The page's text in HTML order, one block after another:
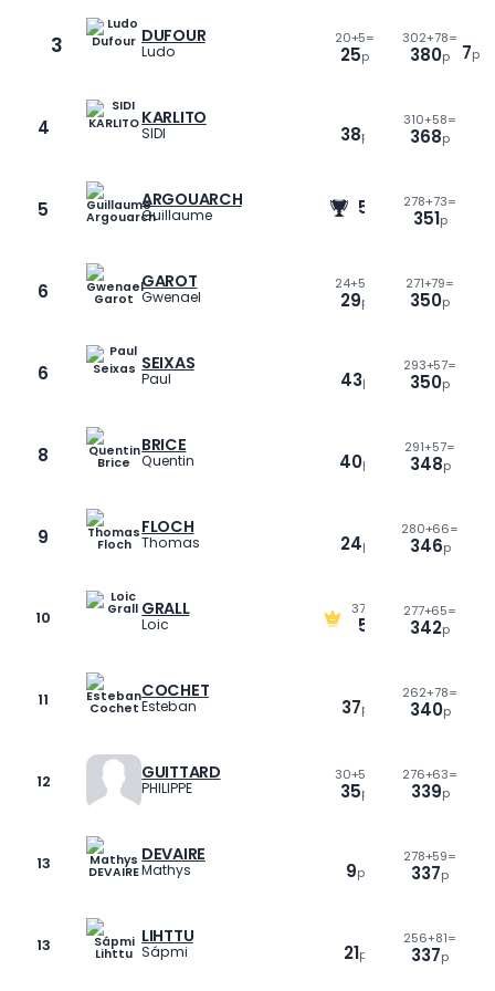
3 DUFOUR
Ludo
20+5=
25p 7p
302+78=
380p
4 KARLITO
SIDI 38p
310+58=
368p
5 ARGOUARCH
Guillaume 50 278+73=
351p
6 GAROT
Gwenael
24+5=
29p
271+79=
350p
6 SEIXAS
Paul 43p
293+57=
350p
8 BRICE
Quentin 40p
291+57=
348p
9 FLOCH
Thomas 24p
280+66=
346p
10 GRALL
Loic
37
58
277+65=
342p
11 COCHET
Esteban 37p
262+78=
340p
12 GUITTARD
PHILIPPE
30+5=
35p
276+63=
339p
13 DEVAIRE
Mathys 9p
278+59=
337p
13 LIHTTU
Sápmi 21p
256+81=
337p